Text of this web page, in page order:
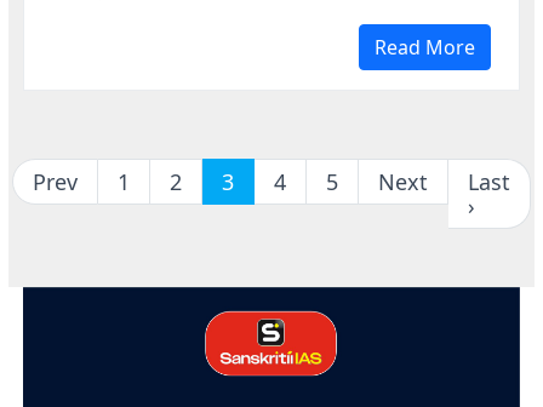
Read More
Prev 1 2 3 4 5 Next
Last
›